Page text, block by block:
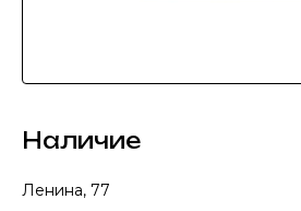
Наличие
Ленина, 77